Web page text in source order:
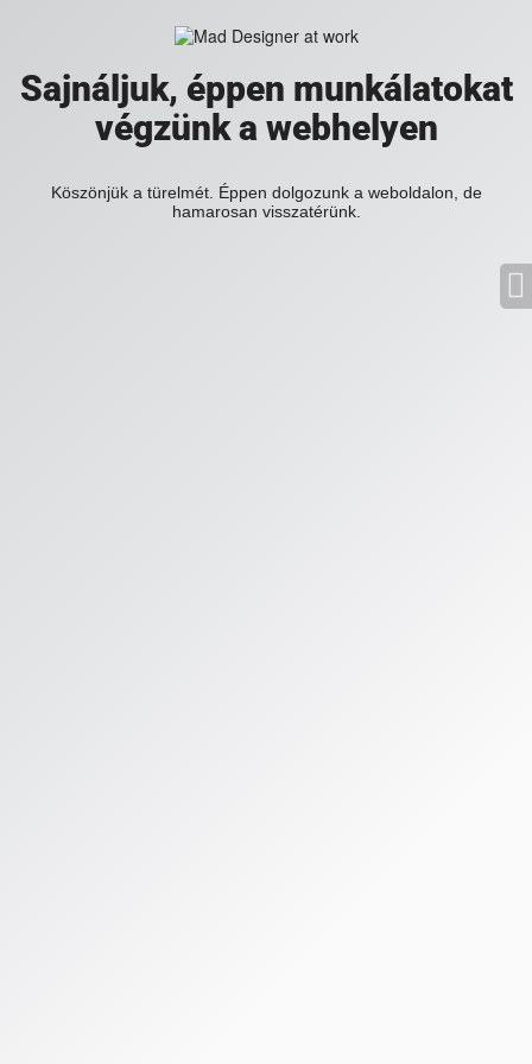
Sajnáljuk, éppen munkálatokat
végzünk a webhelyen
Köszönjük a türelmét. Éppen dolgozunk a weboldalon, de
hamarosan visszatérünk.